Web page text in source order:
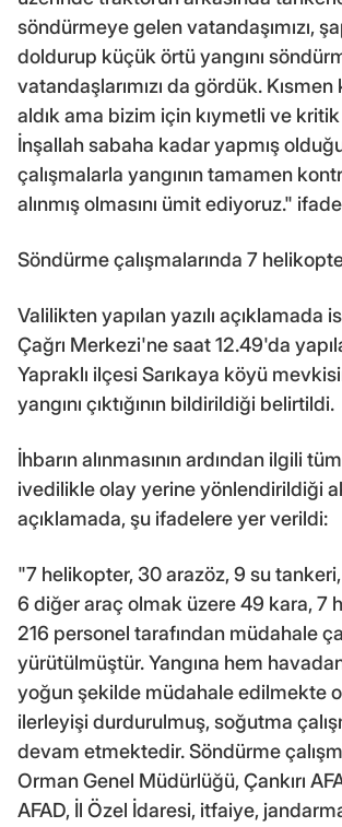
söndürmeye gelen vatandaşımızı,
doldurup küçük örtü yangını
vatandaşlarımızı da gördük. Kısmen
aldık ama bizim için kıymetli ve
İnşallah sabaha kadar yapmış
çalışmalarla yangının tamamen
alınmış olmasını ümit ediyoruz."
Söndürme çalışmalarında 7
Valilikten yapılan yazılı açıklamada
Çağrı Merkezi'ne saat 12.49'da
Yapraklı ilçesi Sarıkaya köyü
yangını çıktığının bildirildiği belirtildi.
İhbarın alınmasının ardından ilgili
ivedilikle olay yerine yönlendirildiği
açıklamada, şu ifadelere yer verildi:
"7 helikopter, 30 arazöz, 9 su
6 diğer araç olmak üzere 49 kara, 7
216 personel tarafından müdahale
yürütülmüştür. Yangına hem
yoğun şekilde müdahale edilmekte
ilerleyişi durdurulmuş, soğutma
devam etmektedir. Söndürme
Orman Genel Müdürlüğü, Çankırı
AFAD, İl Özel İdaresi, itfaiye,